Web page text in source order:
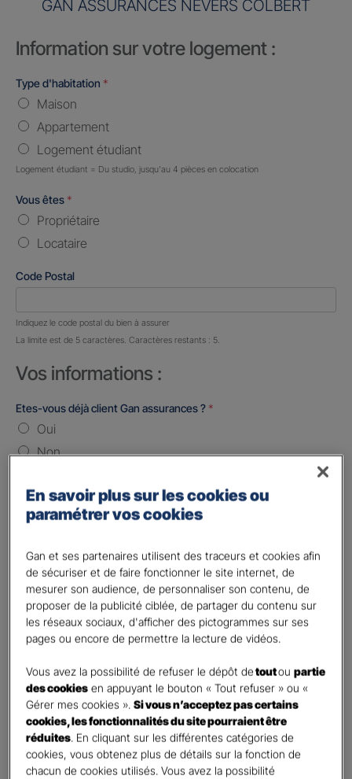
GAN ASSURANCES NEVERS COLBERT
Information sur votre logement :
Type d'habitation *
Maison
Appartement
Logement étudiant
Logement étudiant = Du studio, jusqu'au 4 pièces en colocation
Vous êtes *
Propriétaire
Locataire
Code Postal
Nombre de caractères restants :
Indiquez le code postal du bien à assurer
La limite est de 5 caractères. Caractères restants : 5.
Vos informations :
Etes-vous déjà client Gan assurances ? *
Oui
Non
Madame
Contact*
First Last
Téléphone*
No
country
selected
E-mail*
Informations complémentaires (facultatif)
En savoir plus sur les cookies ou
paramétrer vos cookies
Gan et ses partenaires utilisent des traceurs et cookies afin
de sécuriser et de faire fonctionner le site internet, de
mesurer son audience, de personnaliser son contenu, de
proposer de la publicité ciblée, de partager du contenu sur
les réseaux sociaux, d'afficher des pictogrammes sur ses
pages ou encore de permettre la lecture de vidéos.
Vous avez la possibilité de refuser le dépôt detoutoupartie
des cookies en appuyant le bouton « Tout refuser » ou «
Gérer mes cookies ».Si vous n’acceptez pas certains
cookies, les fonctionnalités du site pourraient être
réduites. En cliquant sur les différentes catégories de
cookies, vous obtenez plus de détails sur la fonction de
chacun de cookies utilisés. Vous avez la possibilité